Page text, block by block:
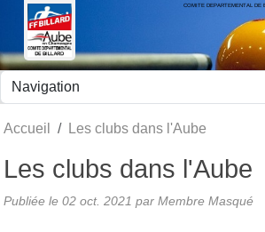
COMITE DEPARTEMENTAL DE
Accueil Les clubs dans l'Aube
Les clubs dans l'Aube
Publiée le 02 oct. 2021 par Membre Masqué
Panneau de gestion des cookies